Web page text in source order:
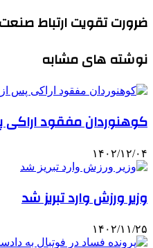
ضرورت تقویت ارتباط
نوشته های مشابه
کوهنوردان مفقود اراکی پس از ۳ روز
۱۴۰۲/۱۲/۰۴
وزیر ورزش وارد تبریز شد
۱۴۰۲/۱۱/۲۵